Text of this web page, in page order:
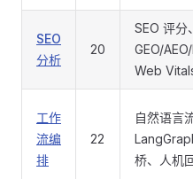
SEO
分析
20
SEO 评分、
GEO/
Web
工作
流编
排
22
自然语言
桥、人机